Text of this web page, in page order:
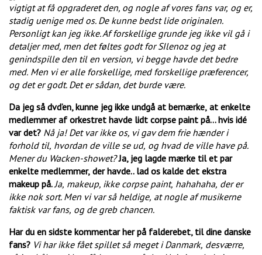
vigtigt at få opgraderet den, og nogle af vores fans var, og er,
stadig uenige med os. De kunne bedst lide originalen.
Personligt kan jeg ikke. Af forskellige grunde jeg ikke vil gå i
detaljer med, men det føltes godt for SIlenoz og jeg at
genindspille den til en version, vi begge havde det bedre
med. Men vi er alle forskellige, med forskellige præferencer,
og det er godt. Det er sådan, det burde være.
Da jeg så dvd’en, kunne jeg ikke undgå at bemærke, at enkelte
medlemmer af orkestret havde lidt corpse paint på… hvis idé
var det? Nå ja! Det var ikke os, vi gav dem frie hænder i
forhold til, hvordan de ville se ud, og hvad de ville have på.
Mener du Wacken-showet?Ja, jeg lagde mærke til et par
enkelte medlemmer, der havde.. lad os kalde det ekstra
makeup på.Ja, makeup, ikke corpse paint, hahahaha, der er
ikke nok sort. Men vi var så heldige, at nogle af musikerne
faktisk var fans, og de greb chancen.
Har du en sidste kommentar her på falderebet, til dine danske
fans? Vi har ikke fået spillet så meget i Danmark, desværre,